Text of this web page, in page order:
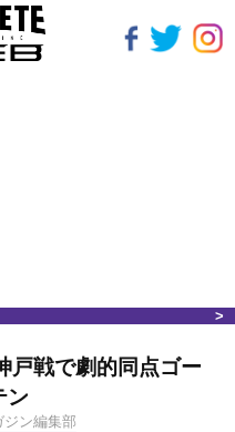
戸戦で劇的同点ゴー
ン
ジン編集部